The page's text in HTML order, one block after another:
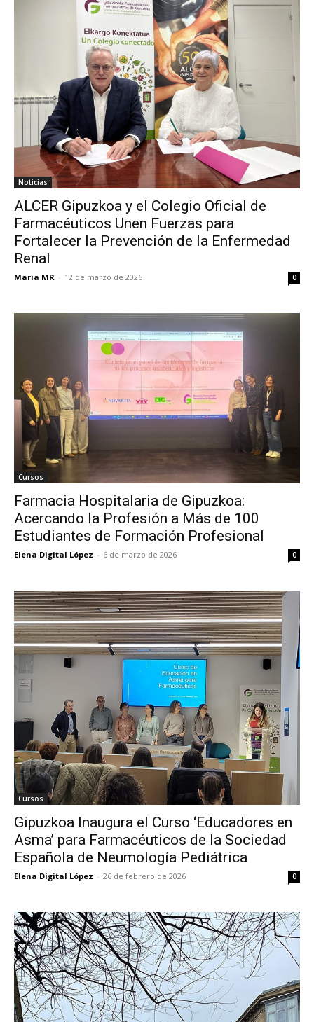
Noticias
ALCER Gipuzkoa y el Colegio Oficial de
Farmacéuticos Unen Fuerzas para
Fortalecer la Prevención de la Enfermedad
Renal
María MR - 12 de marzo de 2026 0
Cursos
Farmacia Hospitalaria de Gipuzkoa:
Acercando la Profesión a Más de 100
Estudiantes de Formación Profesional
Elena Digital López - 6 de marzo de 2026 0
Cursos
Gipuzkoa Inaugura el Curso ‘Educadores en
Asma’ para Farmacéuticos de la Sociedad
Española de Neumología Pediátrica
Elena Digital López - 26 de febrero de 2026 0